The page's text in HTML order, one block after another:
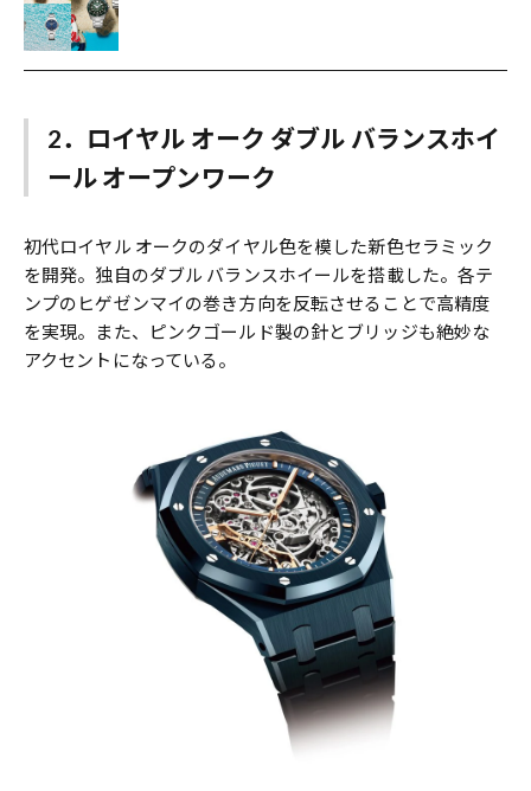
2．ロイヤル オーク ダブル バランスホイ
ール オープンワーク
初代ロイヤル オークのダイヤル色を模した新色セラミック
を開発。独自のダブル バランスホイールを搭載した。各テ
ンプのヒゲゼンマイの巻き方向を反転させることで高精度
を実現。また、ピンクゴールド製の針とブリッジも絶妙な
アクセントになっている。